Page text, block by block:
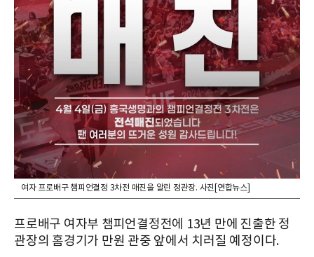
여자 프로배구 챔피언결정 3차전 매진을 알린 정관장. 사진[연합뉴스]
프로배구 여자부 챔피언결정전에 13년 만에 진출한 정
관장의 홈경기가 만원 관중 앞에서 치러질 예정이다.